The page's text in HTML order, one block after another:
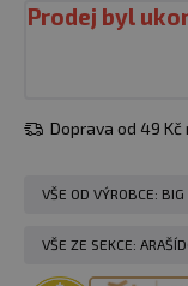
Prodej byl
Doprava od 49 Kč
VŠE OD VÝROBCE: BIG
VŠE ZE SEKCE: